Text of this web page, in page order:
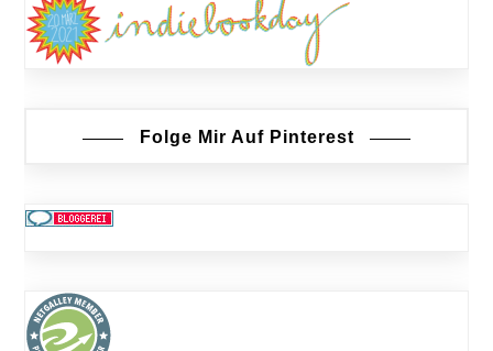
Folge Mir Auf Pinterest